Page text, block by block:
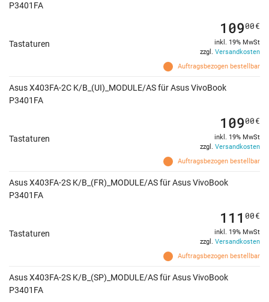
P3401FA
Tastaturen
Auftragsbezogen bestellbar
10900€
inkl. 19% MwSt
zzgl. Versandkosten
Asus X403FA-2C K/B_(UI)_MODULE/AS für Asus VivoBook
P3401FA
Tastaturen
Auftragsbezogen bestellbar
10900€
inkl. 19% MwSt
zzgl. Versandkosten
Asus X403FA-2S K/B_(FR)_MODULE/AS für Asus VivoBook
P3401FA
Tastaturen
Auftragsbezogen bestellbar
111 00€
inkl. 19% MwSt
zzgl. Versandkosten
Asus X403FA-2S K/B_(SP)_MODULE/AS für Asus VivoBook
P3401FA